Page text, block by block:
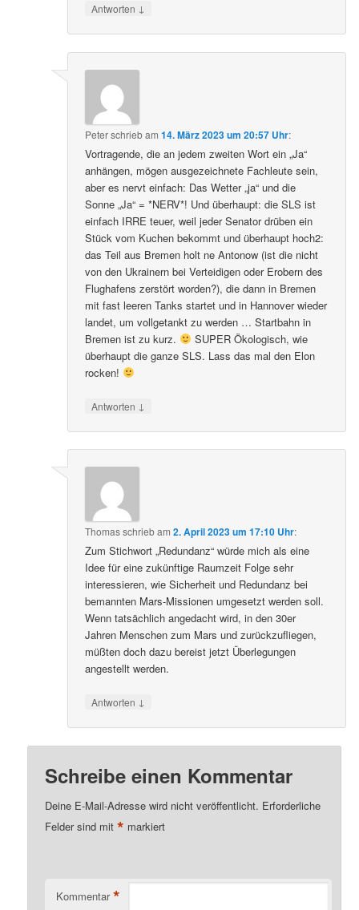
Antworten ↓
Peterschriebam14. März 2023 um 20:57 Uhr:
Vortragende, die an jedem zweiten Wort ein „Ja“
anhängen, mögen ausgezeichnete Fachleute sein,
aber es nervt einfach: Das Wetter „ja“ und die
Sonne „Ja“ = *NERV*! Und überhaupt: die SLS ist
einfach IRRE teuer, weil jeder Senator drüben ein
Stück vom Kuchen bekommt und überhaupt hoch2:
das Teil aus Bremen holt ne Antonow (ist die nicht
von den Ukrainern bei Verteidigen oder Erobern des
Flughafens zerstört worden?), die dann in Bremen
mit fast leeren Tanks startet und in Hannover wieder
landet, um vollgetankt zu werden … Startbahn in
Bremen ist zu kurz.
SUPER Ökologisch, wie
überhaupt die ganze SLS. Lass das mal den Elon
rocken!
Antworten ↓
Thomasschriebam2. April 2023 um 17:10 Uhr:
Zum Stichwort „Redundanz“ würde mich als eine
Idee für eine zukünftige Raumzeit Folge sehr
interessieren, wie Sicherheit und Redundanz bei
bemannten Mars-Missionen umgesetzt werden soll.
Wenn tatsächlich angedacht wird, in den 30er
Jahren Menschen zum Mars und zurückzufliegen,
müßten doch dazu bereist jetzt Überlegungen
angestellt werden.
Antworten ↓
Schreibe einen Kommentar
Deine E-Mail-Adresse wird nicht veröffentlicht. Erforderliche
Felder sind mit* markiert
Kommentar *